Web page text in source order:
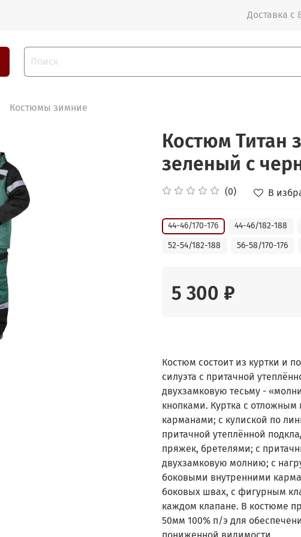
Доставка с
Костюмы зимние
Костюм Титан
зеленый с
(0) В
44-46/170-176 44-46/182-188
52-54/182-188
56-58/170-176
5 300 ₽
Костюм состоит из куртки и
силуэта с притачной
двухзамковую тесьму -
кнопками. Куртка с
карманами; с кулиской по
притачной утеплённой
пряжек, бретелями; с
двухзамковую молнию; с
боковыми внутренними
боковых швах, с фигурным
каждом клапане. В костюме
50мм 100% п/э для
пониженной видимости